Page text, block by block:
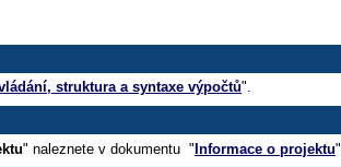
struktura a syntaxe výpočtů".
" naleznete v dokumentu "Informace o projektu".